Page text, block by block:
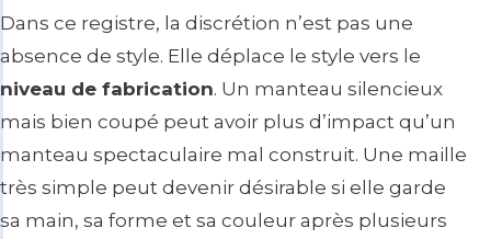
Dans ce registre, la discrétion n’est pas une
absence de style. Elle déplace le style vers le
niveau de fabrication. Un manteau silencieux
mais bien coupé peut avoir plus d’impact qu’un
manteau spectaculaire mal construit. Une maille
très simple peut devenir désirable si elle garde
sa main, sa forme et sa couleur après plusieurs